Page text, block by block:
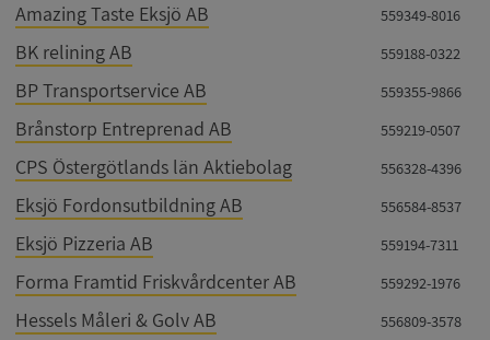
Amazing Taste Eksjö AB 559349-8016
BK relining AB 559188-0322
BP Transportservice AB 559355-9866
Brånstorp Entreprenad AB 559219-0507
CPS Östergötlands län Aktiebolag 556328-4396
Eksjö Fordonsutbildning AB 556584-8537
Eksjö Pizzeria AB 559194-7311
Forma Framtid Friskvårdcenter AB 559292-1976
Hessels Måleri & Golv AB 556809-3578